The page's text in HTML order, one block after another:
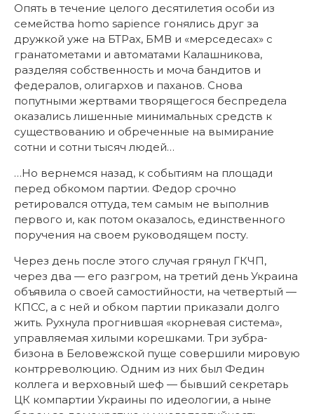
Опять в течение целого десятилетия особи из
семейства homo sapience гонялись друг за
дружкой уже на БТРах, БМВ и «мерседесах» с
гранатометами и автоматами Калашникова,
разделяя собственность и моча бандитов и
федералов, олигархов и паханов. Снова
попутными жертвами творящегося беспредела
оказались лишенные минимальных средств к
существованию и обреченные на вымирание
сотни и сотни тысяч людей…
…Но вернемся назад, к событиям на площади
перед обкомом партии. Федор срочно
ретировался оттуда, тем самым не выполнив
первого и, как потом оказалось, единственного
поручения на своем руководящем посту.
Через день после этого случая грянул ГКЧП,
через два — его разгром, на третий день Украина
объявила о своей самостийности, на четвертый —
КПСС, а с ней и обком партии приказали долго
жить. Рухнула прогнившая «корневая система»,
управляемая хилыми корешками. Три зубра-
бизона в Беловежской пуще совершили мировую
контрреволюцию. Одним из них был Федин
коллега и верховный шеф — бывший секретарь
ЦК компартии Украины по идеологии, а ныне